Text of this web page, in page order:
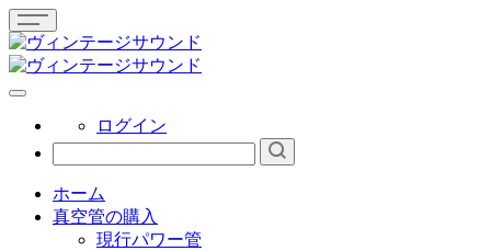
ログイン
ホーム
真空管の購入
現行パワー管